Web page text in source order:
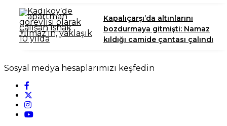
Kapalıçarşı’da altınlarını
bozdurmaya gitmişti: Namaz
kıldığı camide çantası çalındı
Sosyal medya hesaplarımızı keşfedin